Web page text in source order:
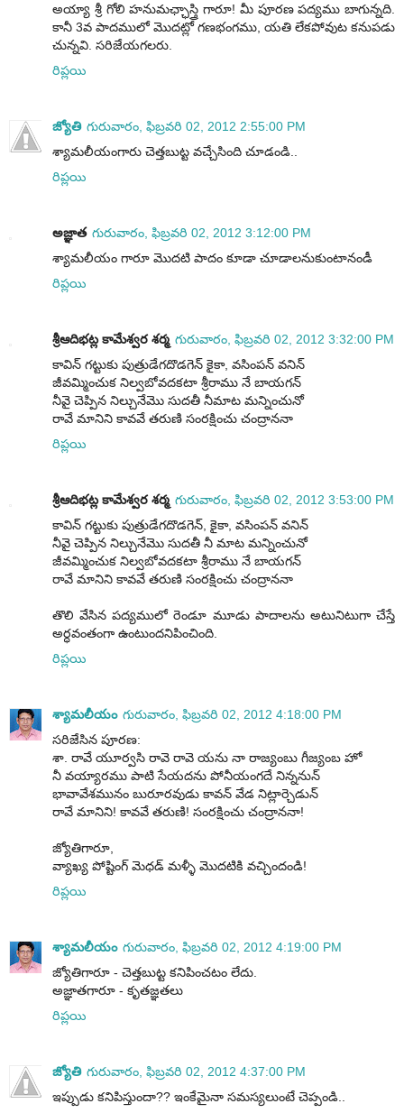
అయ్యా శ్రీ గోలి హనుమఛ్ఛాస్త్రి గారూ! మీ పూరణ పద్యము బాగున్నది.
కానీ 3వ పాదములో మొదట్లో గణభంగము, యతి లేకపోవుట కనుపడు
చున్నవి. సరిజేయగలరు.
రిప్లయి
జ్యోతి గురువారం, ఫిబ్రవరి 02, 2012 2:55:00 PM
శ్యామలీయంగారు చెత్తబుట్ట వచ్చేసింది చూడండి..
రిప్లయి
అజ్ఞాత గురువారం, ఫిబ్రవరి 02, 2012 3:12:00 PM
శ్యామలీయం గారూ మొదటి పాదం కూడా చూడాలనుకుంటానండీ
రిప్లయి
శ్రీఆదిభట్ల కామేశ్వర శర్మ గురువారం, ఫిబ్రవరి 02, 2012 3:32:00 PM
కావిన్ గట్టుకు పుత్రుడేగదొడగెన్ కైకా, వసింపన్ వనిన్
జీవమ్మించుక నిల్వబోవదకటా శ్రీరాము నే బాయగన్
నీవై చెప్పిన నిల్చునేమొ సుదతీ నీమాట మన్నించునో
రావే మానిని కావవే తరుణి సంరక్షించు చంద్రాననా
రిప్లయి
శ్రీఆదిభట్ల కామేశ్వర శర్మ గురువారం, ఫిబ్రవరి 02, 2012 3:53:00 PM
కావిన్ గట్టుకు పుత్రుడేగదొడగెన్, కైకా, వసింపన్ వనిన్
నీవై చెప్పిన నిల్చునేమొ సుదతీ నీ మాట మన్నించునో
జీవమ్మించుక నిల్వబోవదకటా శ్రీరాము నే బాయగన్
రావే మానిని కావవే తరుణి సంరక్షించు చంద్రాననా
తొలి వేసిన పద్యములో రెండూ మూడు పాదాలను అటునిటుగా చేస్తే
అర్ధవంతంగా ఉంటుందనిపించింది.
రిప్లయి
శ్యామలీయం గురువారం, ఫిబ్రవరి 02, 2012 4:18:00 PM
సరిజేసిన పూరణ:
శా. రావే యూర్వసి రావె రావె యను నా రాజ్యంబు గీజ్యంబ హో
నీ వయ్యారము పాటి సేయదను పోనీయంగదే నిన్ననున్
భావావేశమునం బురూరవుడు కావన్ వేడ నిట్లార్చెడున్
రావే మానిని! కావవే తరుణి! సంరక్షించు చంద్రాననా!
జ్యోతిగారూ,
వ్యాఖ్య పోష్టింగ్ మెధడ్ మళ్ళీ మొదటికి వచ్చిందండి!
రిప్లయి
శ్యామలీయం గురువారం, ఫిబ్రవరి 02, 2012 4:19:00 PM
జ్యోతిగారూ - చెత్తబుట్ట కనిపించటం లేదు.
అజ్ఞాతగారూ - కృతజ్ఞతలు
రిప్లయి
జ్యోతి గురువారం, ఫిబ్రవరి 02, 2012 4:37:00 PM
ఇప్పుడు కనిపిస్తుందా?? ఇంకేమైనా సమస్యలుంటే చెప్పండి..